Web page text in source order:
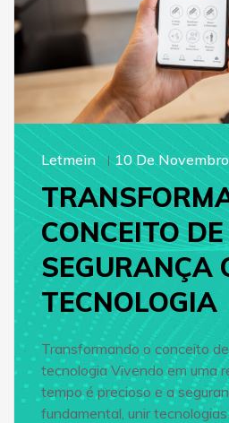
Letmein 10 De
CONCEITO DE
SEGURANÇA
TECNOLOGIA
Transformando o conceito
tecnologia Vivendo em uma
tempo é precioso e a
fundamental, unir